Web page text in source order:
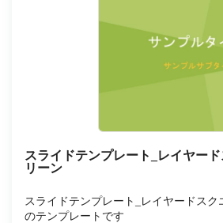
スライドテンプレート_レイヤー
リーン
スライドテンプレート_レイヤードスク
のテンプレートです